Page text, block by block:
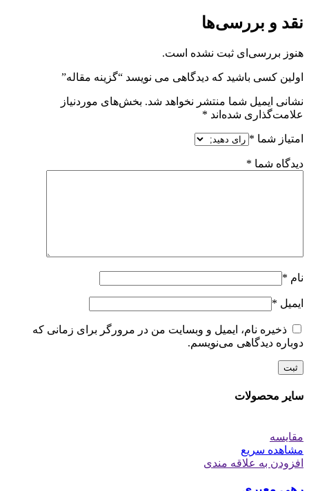
نقد و بررسی‌ها
هنوز بررسی‌ای ثبت نشده است.
اولین کسی باشید که دیدگاهی می نویسد “گزینه مقاله”
نشانی ایمیل شما منتشر نخواهد شد. بخش‌های موردنیاز
علامت‌گذاری شده‌اند *
امتیاز شما *
دیدگاه شما *
نام *
ایمیل *
ذخیره نام، ایمیل و وبسایت من در مرورگر برای زمانی که
دوباره دیدگاهی می‌نویسم.
سایر محصولات
مقایسه
مشاهده سریع
افزودن به علاقه مندی